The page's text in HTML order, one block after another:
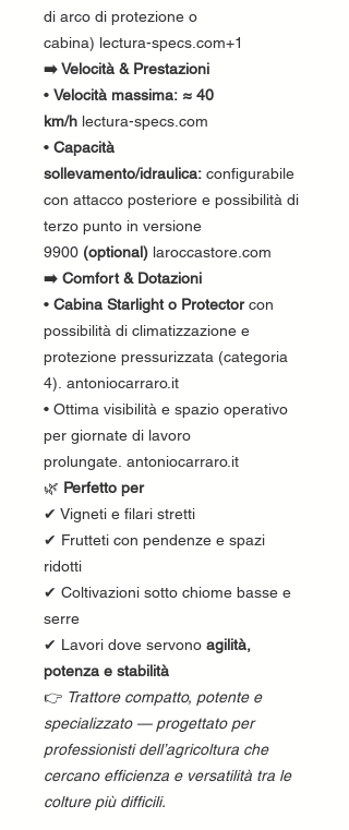
di arco di protezione o
cabina) lectura-specs.com+1
➡️ Velocità & Prestazioni
• Velocità massima: ≈ 40
km/h lectura-specs.com
• Capacità
sollevamento/idraulica: configurabile
con attacco posteriore e possibilità di
terzo punto in versione
9900 (optional) laroccastore.com
➡️ Comfort & Dotazioni
• Cabina Starlight o Protectorcon
possibilità di climatizzazione e
protezione pressurizzata (categoria
4). antoniocarraro.it
• Ottima visibilità e spazio operativo
per giornate di lavoro
prolungate. antoniocarraro.it
🌿 Perfetto per
✔ Vigneti e filari stretti
✔ Frutteti con pendenze e spazi
ridotti
✔ Coltivazioni sotto chiome basse e
serre
✔ Lavori dove servono agilità,
potenza e stabilità
👉 Trattore compatto, potente e
specializzato — progettato per
professionisti dell’agricoltura che
cercano efficienza e versatilità tra le
colture più difficili.